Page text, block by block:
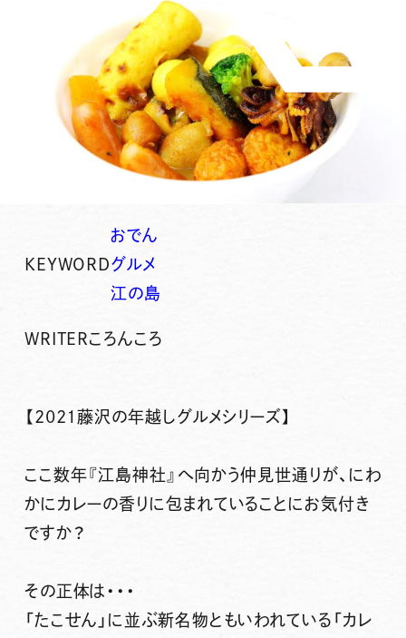
KEYWORD
おでん
グルメ
江の島
WRITERころんころ
【2021藤沢の年越しグルメシリーズ】
ここ数年『江島神社』へ向かう仲見世通りが、にわ
かにカレーの香りに包まれていることにお気付き
ですか？
その正体は・・・
「たこせん」に並ぶ新名物ともいわれている 「カレ